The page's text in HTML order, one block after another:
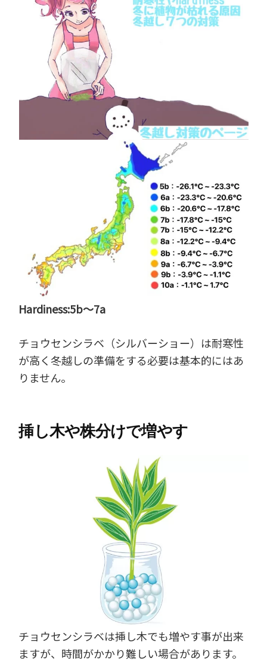
Hardiness:5b～7a
チョウセンシラベ（シルバーショー）は耐寒性
が高く冬越しの準備をする必要は基本的にはあ
りません。
挿し木や株分けで増やす
チョウセンシラベは挿し木でも増やす事が出来
ますが、時間がかかり難しい場合があります。